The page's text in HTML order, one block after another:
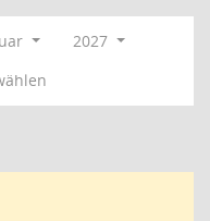
2027